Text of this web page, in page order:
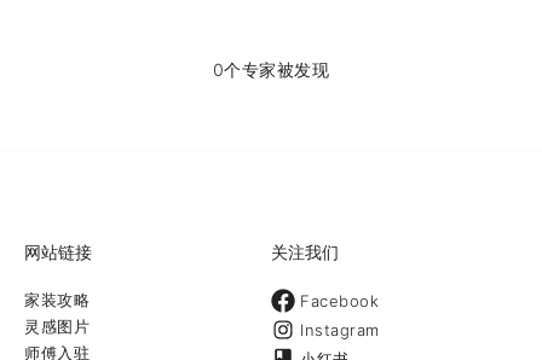
0个专家被发现
网站链接
家装攻略
灵感图片
师傅入驻
关注我们
Facebook
Instagram